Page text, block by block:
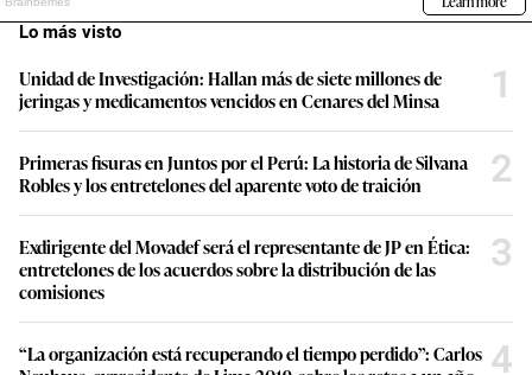
Lo más visto
Unidad de Investigación: Hallan más de siete millones de
jeringas y medicamentos vencidos en Cenares del Minsa
1
Primeras fisuras en Juntos por el Perú: La historia de Silvana
Robles y los entretelones del aparente voto de traición
2
Exdirigente del Movadef será el representante de JP en Ética:
entretelones de los acuerdos sobre la distribución de las
comisiones
3
“La organización está recuperando el tiempo perdido”: Carlos 4